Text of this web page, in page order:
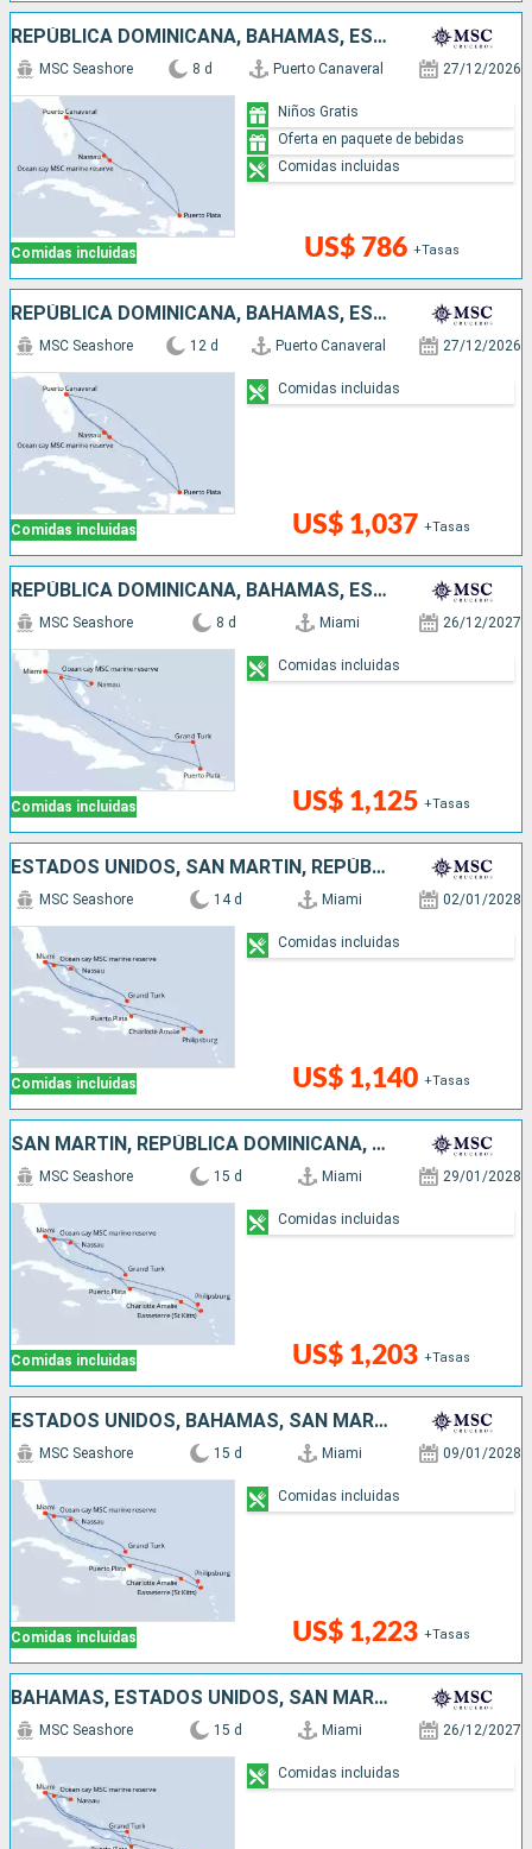
REPÚBLICA DOMINICANA, BAHAMAS, ESTADOS UNIDOS
Comidas incluidas
MSC Seashore 8 d Puerto Canaveral 27/12/2026
US$ 786 +Tasas
Niños Gratis
Oferta en paquete de bebidas
Comidas incluidas
REPÚBLICA DOMINICANA, BAHAMAS, ESTADOS UNIDOS
Comidas incluidas
MSC Seashore 12 d Puerto Canaveral 27/12/2026
US$ 1,037 +Tasas
Comidas incluidas
REPÚBLICA DOMINICANA, BAHAMAS, ESTADOS UNIDOS
Comidas incluidas
MSC Seashore 8 d Miami 26/12/2027
US$ 1,125 +Tasas
Comidas incluidas
ESTADOS UNIDOS, SAN MARTÍN, REPÚBLICA DOMINICANA, BAHAMAS
Comidas incluidas
MSC Seashore 14 d Miami 02/01/2028
US$ 1,140 +Tasas
Comidas incluidas
SAN MARTÍN, REPÚBLICA DOMINICANA, ESTADOS UNIDOS, BAHAMAS
Comidas incluidas
MSC Seashore 15 d Miami 29/01/2028
US$ 1,203 +Tasas
Comidas incluidas
ESTADOS UNIDOS, BAHAMAS, SAN MARTÍN, REPÚBLICA DOMINICANA
Comidas incluidas
MSC Seashore 15 d Miami 09/01/2028
US$ 1,223 +Tasas
Comidas incluidas
BAHAMAS, ESTADOS UNIDOS, SAN MARTÍN, REPÚBLICA DOMINICANA
MSC Seashore 15 d Miami 26/12/2027
Comidas incluidas